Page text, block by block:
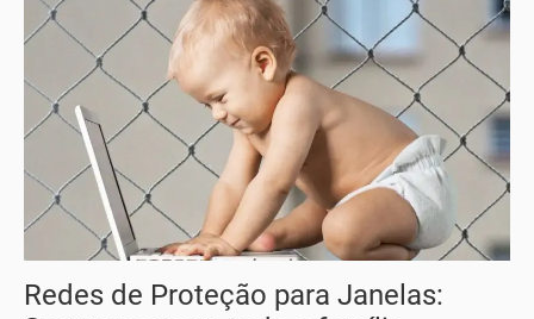
Redes de Proteção para Janelas: